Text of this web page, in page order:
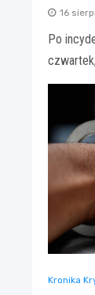
16
Po
Kronika